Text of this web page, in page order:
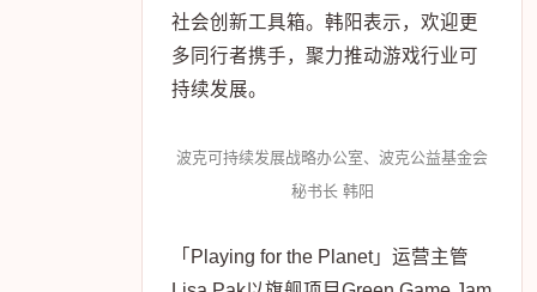
社会创新工具箱。韩阳表示，欢迎更
多同行者携手，聚力推动游戏行业可
持续发展。